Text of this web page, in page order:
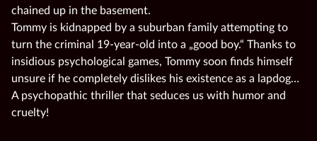
chained up in the basement.
Tommy is kidnapped by a suburban family attempting to
turn the criminal 19-year-old into a „good boy.“ Thanks to
insidious psychological games, Tommy soon finds himself
unsure if he completely dislikes his existence as a lapdog…
A psychopathic thriller that seduces us with humor and
cruelty!